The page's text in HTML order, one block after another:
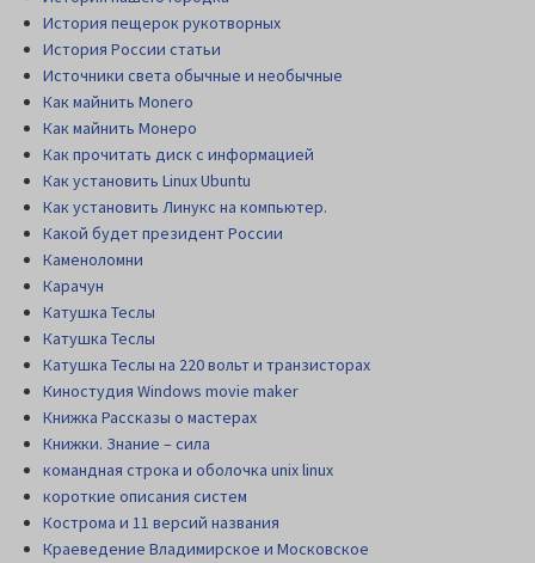
История пещерок рукотворных
История России статьи
Источники света обычные и необычные
Как майнить Monero
Как майнить Монеро
Как прочитать диск c информацией
Как установить Linux Ubuntu
Как установить Линукс на компьютер.
Какой будет президент России
Каменоломни
Карачун
Катушка Теслы
Катушка Теслы
Катушка Теслы на 220 вольт и транзисторах
Киностудия Windows movie maker
Книжка Рассказы о мастерах
Книжки. Знание – сила
командная строка и оболочка unix linux
короткие описания систем
Кострома и 11 версий названия
Краеведение Владимирское и Московское